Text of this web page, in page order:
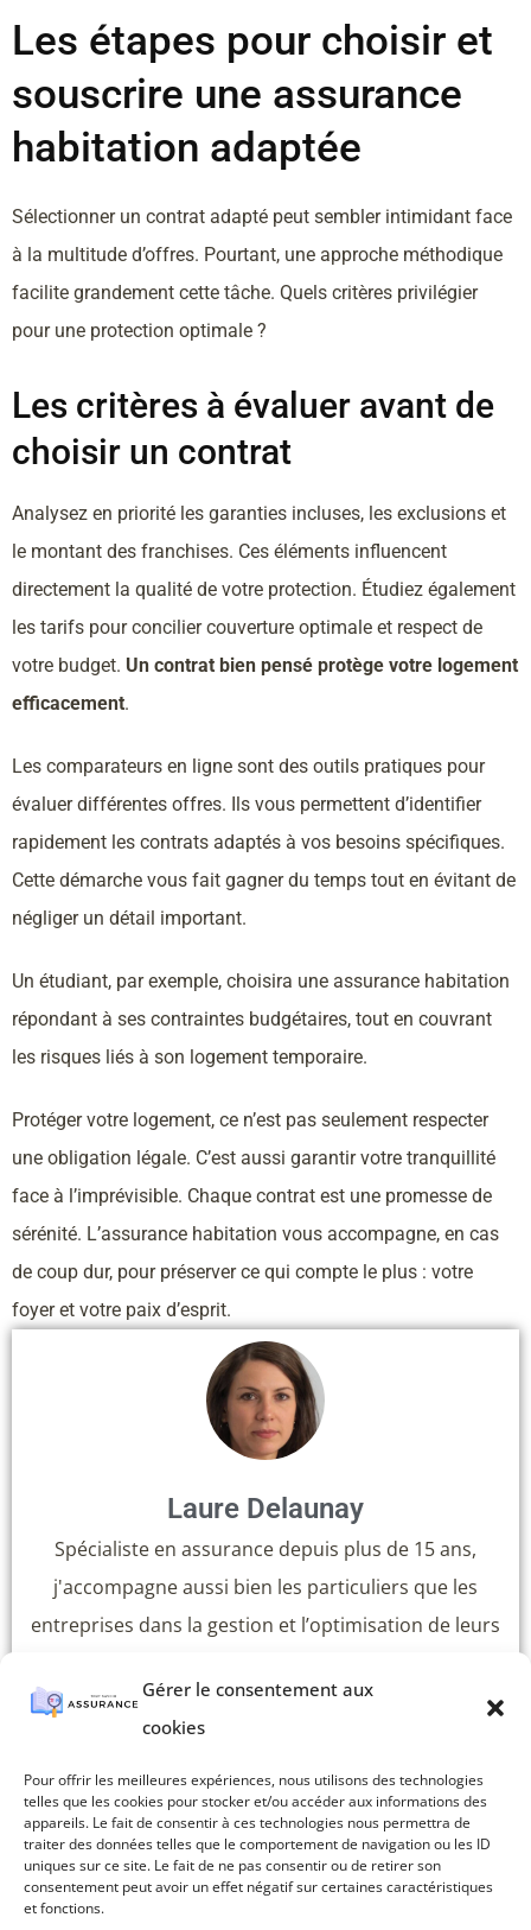
Gérer le consentement aux
cookies
Pour offrir les meilleures expériences, nous utilisons des technologies
telles que les cookies pour stocker et/ou accéder aux informations des
appareils. Le fait de consentir à ces technologies nous permettra de
traiter des données telles que le comportement de navigation ou les ID
uniques sur ce site. Le fait de ne pas consentir ou de retirer son
consentement peut avoir un effet négatif sur certaines caractéristiques
et fonctions.
Les étapes pour choisir et
souscrire une assurance
habitation adaptée
Sélectionner un contrat adapté peut sembler intimidant face
à la multitude d’offres. Pourtant, une approche méthodique
facilite grandement cette tâche. Quels critères privilégier
pour une protection optimale ?
Les critères à évaluer avant de
choisir un contrat
Analysez en priorité les garanties incluses, les exclusions et
le montant des franchises. Ces éléments influencent
directement la qualité de votre protection. Étudiez également
les tarifs pour concilier couverture optimale et respect de
votre budget. Un contrat bien pensé protège votre logement
efficacement.
Les comparateurs en ligne sont des outils pratiques pour
évaluer différentes offres. Ils vous permettent d’identifier
rapidement les contrats adaptés à vos besoins spécifiques.
Cette démarche vous fait gagner du temps tout en évitant de
négliger un détail important.
Un étudiant, par exemple, choisira une assurance habitation
répondant à ses contraintes budgétaires, tout en couvrant
les risques liés à son logement temporaire.
Protéger votre logement, ce n’est pas seulement respecter
une obligation légale. C’est aussi garantir votre tranquillité
face à l’imprévisible. Chaque contrat est une promesse de
sérénité. L’assurance habitation vous accompagne, en cas
de coup dur, pour préserver ce qui compte le plus : votre
foyer et votre paix d’esprit.
Laure Delaunay
Spécialiste en assurance depuis plus de 15 ans,
j'accompagne aussi bien les particuliers que les
entreprises dans la gestion et l’optimisation de leurs
proposer des solutions sur mesure pour protéger au
mieux mes clients.